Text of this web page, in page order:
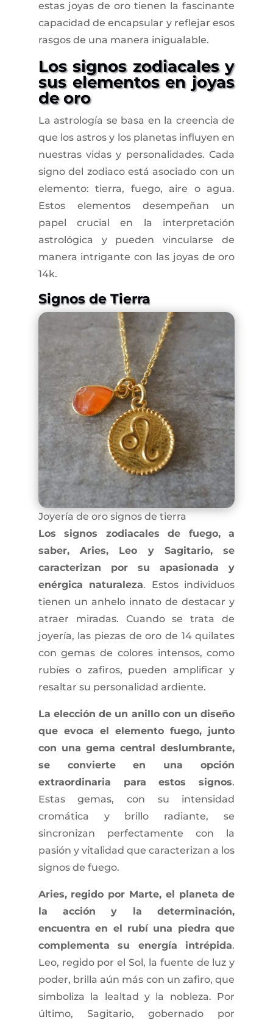
estas joyas de oro tienen la fascinante
capacidad de encapsular y reflejar esos
rasgos de una manera inigualable.
Los signos zodiacales y
sus elementos en joyas
de oro
La astrología se basa en la creencia de
que los astros y los planetas influyen en
nuestras vidas y personalidades. Cada
signo del zodiaco está asociado con un
elemento: tierra, fuego, aire o agua.
Estos elementos desempeñan un
papel crucial en la interpretación
astrológica y pueden vincularse de
manera intrigante con las joyas de oro
14k.
Signos de Tierra
Joyería de oro signos de tierra
Los signos zodiacales de fuego, a
saber, Aries, Leo y Sagitario, se
caracterizan por su apasionada y
enérgica naturaleza. Estos individuos
tienen un anhelo innato de destacar y
atraer miradas. Cuando se trata de
joyería, las piezas de oro de 14 quilates
con gemas de colores intensos, como
rubíes o zafiros, pueden amplificar y
resaltar su personalidad ardiente.
La elección de un anillo con un diseño
que evoca el elemento fuego, junto
con una gema central deslumbrante,
se convierte en una opción
extraordinaria para estos signos.
Estas gemas, con su intensidad
cromática y brillo radiante, se
sincronizan perfectamente con la
pasión y vitalidad que caracterizan a los
signos de fuego.
Aries, regido por Marte, el planeta de
la acción y la determinación,
encuentra en el rubí una piedra que
complementa su energía intrépida.
Leo, regido por el Sol, la fuente de luz y
poder, brilla aún más con un zafiro, que
simboliza la lealtad y la nobleza. Por
último, Sagitario, gobernado por